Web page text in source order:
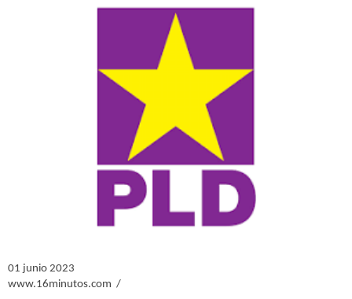
01 junio 2023
www.16minutos.com /